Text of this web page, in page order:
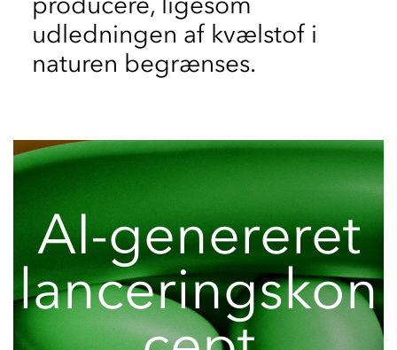
udledningen af kvælstof i
naturen begrænses.
AI-genereret
lanceringskon